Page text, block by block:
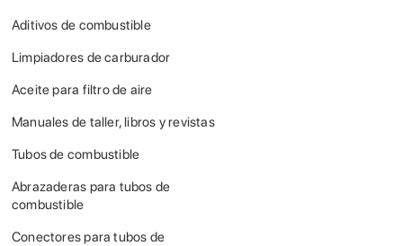
Aditivos de combustible
Limpiadores de carburador
Aceite para filtro de aire
Manuales de taller, libros y revistas
Tubos de combustible
Abrazaderas para tubos de
combustible
Conectores para tubos de